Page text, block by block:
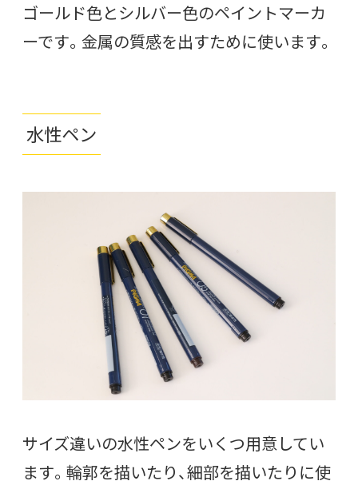
ゴールド色とシルバー色のペイントマーカ
ーです。金属の質感を出すために使います。
水性ペン
サイズ違いの水性ペンをいくつ用意してい
ます。輪郭を描いたり、細部を描いたりに使